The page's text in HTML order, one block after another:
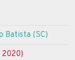
Batista (SC)
2020)